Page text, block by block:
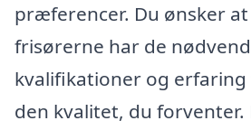
præferencer. Du ønsker
frisørerne har de
kvalifikationer og
den kvalitet, du forventer.